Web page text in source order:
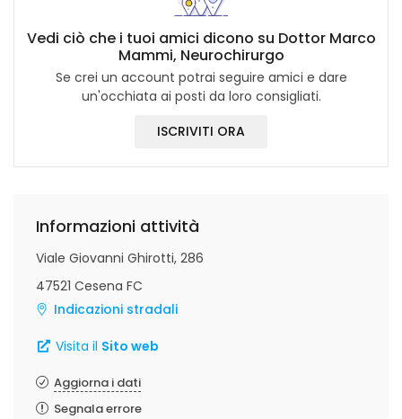
Vedi ciò che i tuoi amici dicono su Dottor Marco
Mammi, Neurochirurgo
Se crei un account potrai seguire amici e dare
un'occhiata ai posti da loro consigliati.
ISCRIVITI ORA
Informazioni attività
Viale Giovanni Ghirotti, 286
47521 Cesena FC
Indicazioni stradali
Visita il Sito web
Aggiorna i dati
Segnala errore